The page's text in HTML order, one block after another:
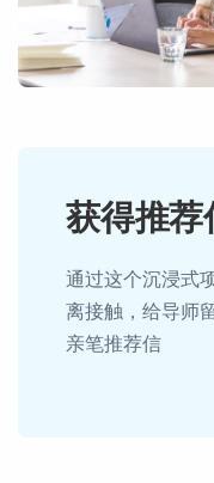
获得推荐
通过这个沉浸式
离接触，给导师
亲笔推荐信